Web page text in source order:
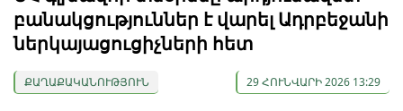
բանակցություններ է վարել Ադրբեջանի
ներկայացուցիչների հետ
ՔԱՂԱՔԱԿԱՆՈՒԹՅՈՒՆ 29 ՀՈՒՆՎԱՐԻ 2026 13:29